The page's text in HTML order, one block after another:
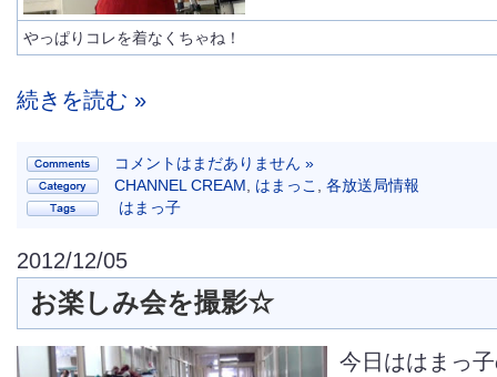
やっぱりコレを着なくちゃね！
続きを読む »
コメントはまだありません »
CHANNEL CREAM
はまっこ
各放送局情報
はまっ子
2012/12/05
お楽しみ会を撮影☆
今日ははまっ